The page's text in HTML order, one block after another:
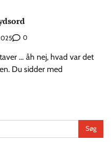
0
… åh nej, hvad var det
Du sidder med